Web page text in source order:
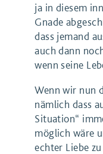
ja in diesem
Gnade
dass jemand
auch dann
wenn seine
Wenn wir nun
nämlich dass
Situation“
möglich wäre
echter Liebe